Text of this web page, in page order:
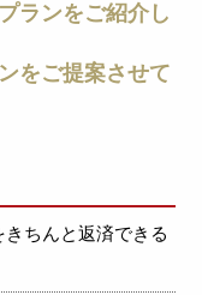
ランをご紹介し
をご提案させて
きちんと返済できる